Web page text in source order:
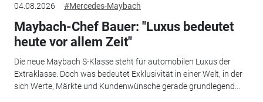
04.08.2026 #Mercedes-Maybach
Maybach-Chef Bauer: "Luxus bedeutet
heute vor allem Zeit"
Die neue Maybach S-Klasse steht für automobilen Luxus der
Extraklasse. Doch was bedeutet Exklusivität in einer Welt, in der
sich Werte, Märkte und Kundenwünsche gerade grundlegend...